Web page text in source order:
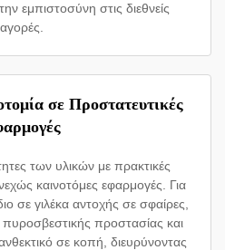
εμπιστοσύνη στις διεθνείς
αγορές.
σε Προστατευτικές
των υλικών με πρακτικές
καινοτόμες εφαρμογές. Για
σε γιλέκα αντοχής σε σφαίρες,
πυροσβεστικής προστασίας και
σε κοπή, διευρύνοντας